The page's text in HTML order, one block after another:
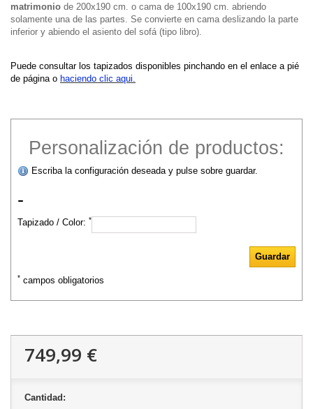
matrimonio de 200x190 cm. o cama de 100x190 cm. abriendo
solamente una de las partes. Se convierte en cama deslizando la parte
inferior y abiendo el asiento del sofá (tipo libro).
Puede consultar los tapizados disponibles pinchando en el enlace a pié
de página o haciendo clic aqui.
Personalización de productos:
Escriba la configuración deseada y pulse sobre guardar.
-
Tapizado / Color:*
* campos obligatorios
749,99 €
Cantidad: